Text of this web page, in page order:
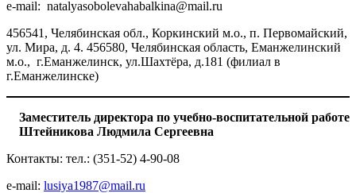
e-mail: natalyasobolevahabalkina@mail.ru
456541, Челябинская обл., Коркинский м.о., п. Первомайский,
ул. Мира, д. 4. 456580, Челябинская область, Еманжелинский
м.о., г.Еманжелинск, ул.Шахтёра, д.181 (филиал в
г.Еманжелинске)
Заместитель директора по учебно-воспитательной работе
Штейникова Людмила Сергеевна
Контакты: тел.: (351-52) 4-90-08
е-mail: lusiya1987@mail.ru